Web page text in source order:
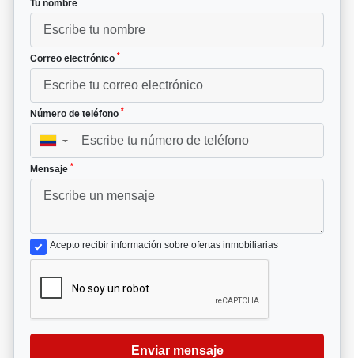
Tu nombre
Correo electrónico *
Número de teléfono *
▼
Mensaje *
Acepto recibir información sobre ofertas inmobiliarias
Enviar mensaje